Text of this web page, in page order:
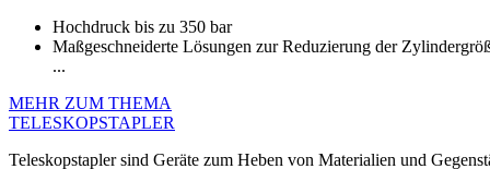
Hochdruck bis zu 350 bar
Maßgeschneiderte Lösungen zur Reduzierung der
...
MEHR ZUM THEMA
TELESKOPSTAPLER
Teleskopstapler sind Geräte zum Heben von Materialien und